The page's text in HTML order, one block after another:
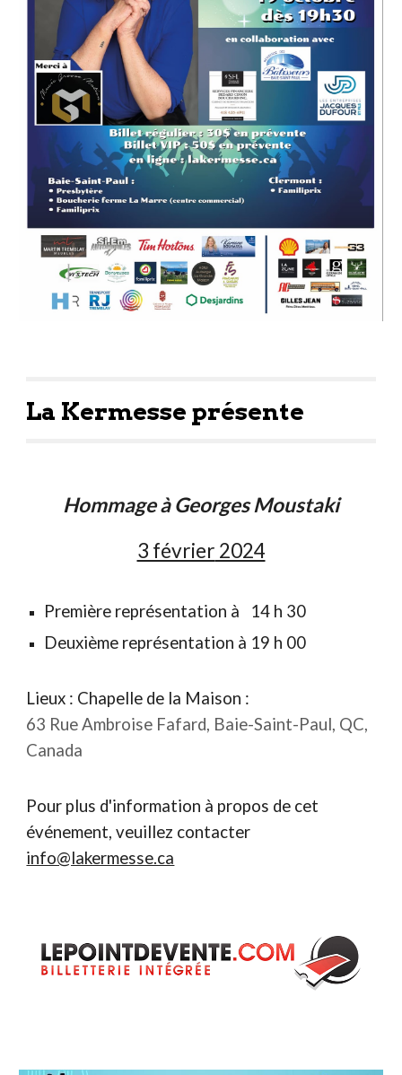
La Kermesse présente
Hommage à Georges Moustaki
3 février 2024
Première représentation à 14 h 30
Deuxième représentation à 19 h 00
Lieux : Chapelle de la Maison :
63 Rue Ambroise Fafard, Baie-Saint-Paul, QC,
Canada
Pour plus d'information à propos de cet
événement, veuillez contacter
info@lakermesse.ca